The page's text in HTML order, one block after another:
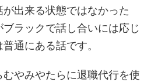
出来る状態ではなかった
ラックで話し合いには応じ
通にある話です。
やみやたらに退職代行を使